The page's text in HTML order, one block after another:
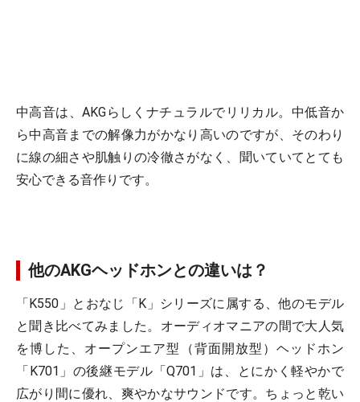
中高音は、AKGらしくナチュラルでリリカル。中低音か
ら中高音までの解像力がかなり高いのですが、そのわり
に線の細さや肌触りの冷徹さがなく、聞いていてとても
安心できる音作りです。
他のAKGヘッドホンとの違いは？
「K550」とおなじ「K」シリーズに属する、他のモデル
と聞き比べてみました。オーディオマニアの間で大人気
を博した、オープンエア型（背面開放型）ヘッドホン
「K701」の後継モデル「Q701」は、とにかく軽やかで
広がり間に優れ、爽やかなサウンドです。ちょっと乾い